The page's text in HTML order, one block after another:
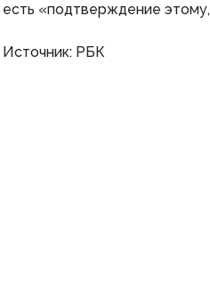
есть «подтверждение
Источник: РБК